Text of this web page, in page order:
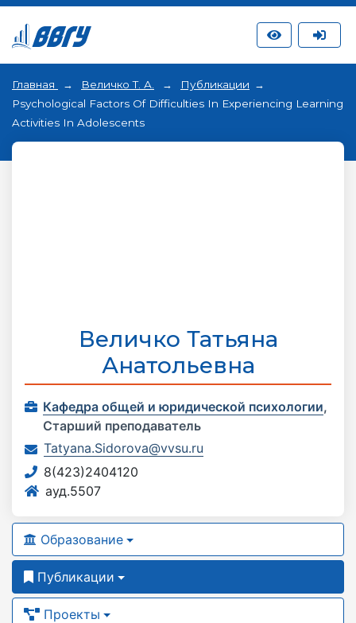
Главная Величко Т. А.
Публикации
Psychological Factors Of Difficulties In Experiencing Learning
Activities In Adolescents
Величко Татьяна
Анатольевна
Кафедра общей и юридической психологии,
Старший преподаватель
Tatyana.Sidorova@vvsu.ru
8(423)2404120
ауд.5507
Образование
Публикации
Проекты